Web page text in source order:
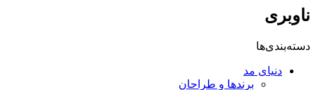
ناوبری
دسته‌بندی‌ها
دنیای مد
برندها و طراحان